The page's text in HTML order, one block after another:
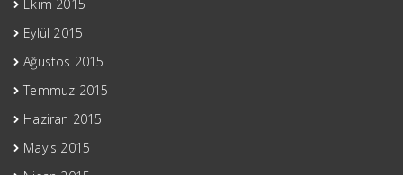
Ekim 2015
Eylül 2015
Ağustos 2015
Temmuz 2015
Haziran 2015
Mayıs 2015